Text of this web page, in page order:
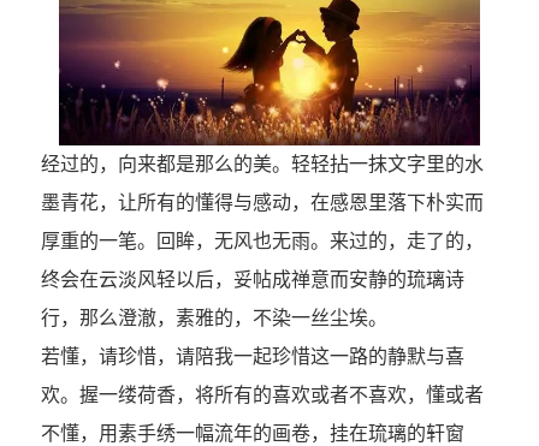
经过的，向来都是那么的美。轻轻拈一抹文字里的水
墨青花，让所有的懂得与感动，在感恩里落下朴实而
厚重的一笔。回眸，无风也无雨。来过的，走了的，
终会在云淡风轻以后，妥帖成禅意而安静的琉璃诗
行，那么澄澈，素雅的，不染一丝尘埃。
若懂，请珍惜，请陪我一起珍惜这一路的静默与喜
欢。握一缕荷香，将所有的喜欢或者不喜欢，懂或者
不懂，用素手绣一幅流年的画卷，挂在琉璃的轩窗